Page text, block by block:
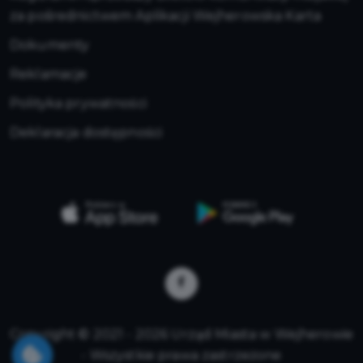
za pośrednictwem Aplikacji Wejherowska Karta
Dokumenty
Reklamacje
Polityka prywatności
Deklaracja dostępności
Copyright © 2021 - 2026 Urząd Miasta w Wejherowie
- Wszystkie prawa zastrzeżone